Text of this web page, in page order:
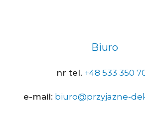
Biuro
nr tel. +48 533 350
e-mail: biuro@przyjazne-